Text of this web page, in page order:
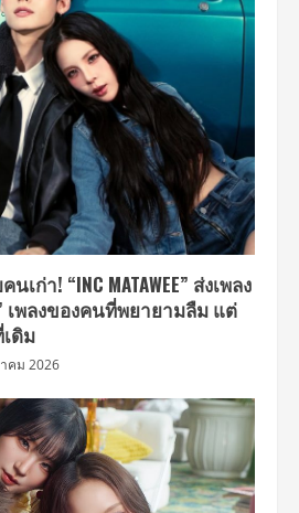
ก่า! “INC MATAWEE” ส่งเพลง
เพลงของคนที่พยายามลืม แต่
ดิม
คม 2026